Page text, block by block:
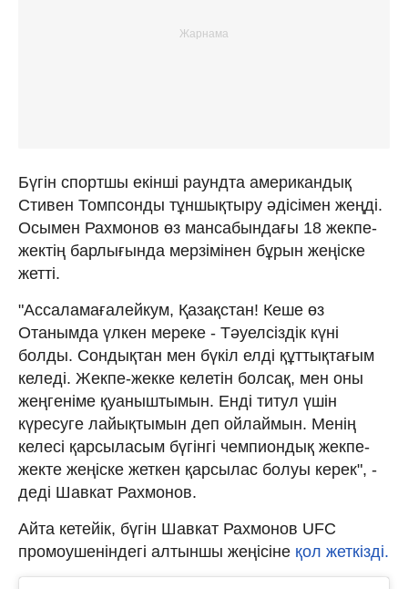
Бүгін спортшы екінші раундта американдық
Стивен Томпсонды тұншықтыру әдісімен жеңді.
Осымен Рахмонов өз мансабындағы 18 жекпе-
жектің барлығында мерзімінен бұрын жеңіске
жетті.
"Ассаламағалейкум, Қазақстан! Кеше өз
Отанымда үлкен мереке - Тәуелсіздік күні
болды. Сондықтан мен бүкіл елді құттықтағым
келеді. Жекпе-жекке келетін болсақ, мен оны
жеңгеніме қуаныштымын. Енді титул үшін
күресуге лайықтымын деп ойлаймын. Менің
келесі қарсыласым бүгінгі чемпиондық жекпе-
жекте жеңіске жеткен қарсылас болуы керек", -
деді Шавкат Рахмонов.
Айта кетейік, бүгін Шавкат Рахмонов UFC
промоушеніндегі алтыншы жеңісіне қол жеткізді.